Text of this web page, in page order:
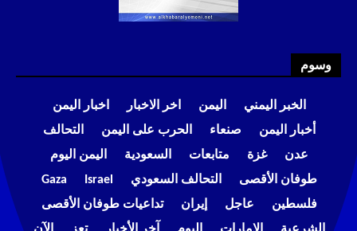
وسوم
الخبر اليمني اليمن اخر الاخبار
اخبار اليمن
أخبار اليمن
صنعاء الحرب على اليمن
التحالف
عدن
غزة متابعات السعودية
اليمن اليوم
طوفان الأقصى
التحالف السعودي Israel
Gaza
فلسطين
عاجل إيران
تداعيات طوفان الأقصى